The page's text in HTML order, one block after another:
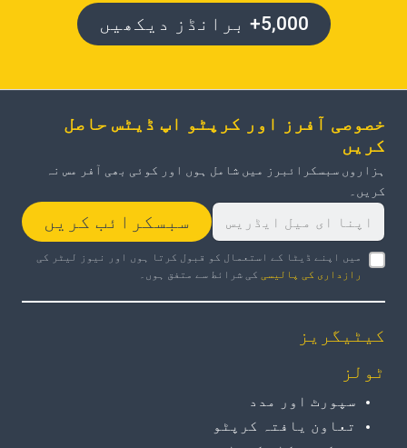
5,000+ برانڈز دیکھیں
خصوصی آفرز اور کرپٹو اپ ڈیٹس حاصل
کریں
ہزاروں سبسکرائبرز میں شامل ہوں اور کوئی بھی آفر مس نہ
کریں۔
سبسکرائب کریں
میں اپنے ڈیٹا کے استعمال کو قبول کرتا ہوں اور نیوز لیٹر کی
رازداری کی پالیسی کی شرائط سے متفق ہوں۔
کیٹیگریز
ٹولز
سپورٹ اور مدد
تعاون یافتہ کرپٹو